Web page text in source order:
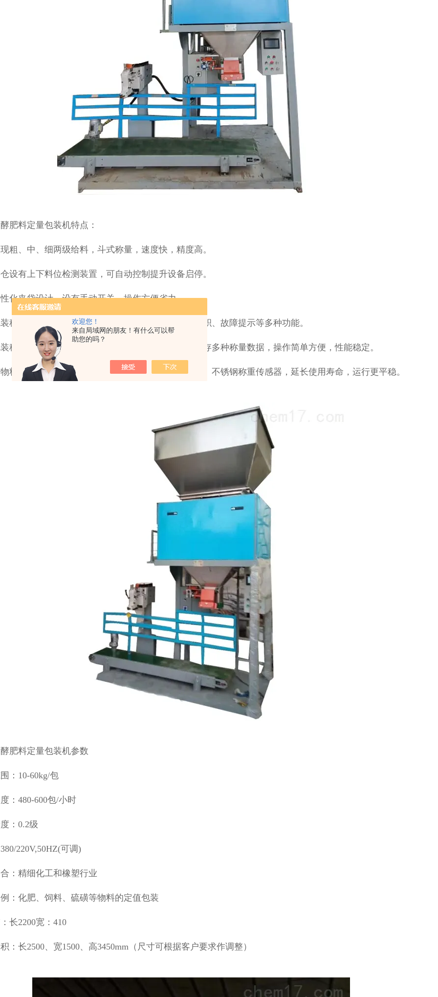
欢迎您！
来自局域网的朋友！有什么可以帮
助您的吗？
肥料定量包装机特点：
、中、细两级给料，斗式称量，速度快，精度高。
有上下料位检测装置，可自动控制提升设备启停。
夹袋设计，设有手动开关，操作方便省力。
具备自动误差修正、超差自动报警、数量自动累积、故障提示等多种功能。
采用专业全数字化双核处理称重仪表，可同时储存多种称量数据，操作简单方便，性能稳定。
接触部分均为不锈钢材质，并配有全不锈钢气缸、不锈钢称重传感器，延长使用寿命，运行更平稳。
肥料定量包装机参数
：10-60kg/包
：480-600包/小时
：0.2级
220V,50HZ(可调)
：精细化工和橡塑行业
：化肥、饲料、硫磺等物料的定值包装
长2200宽：410
：长2500、宽1500、高3450mm（尺寸可根据客户要求作调整）